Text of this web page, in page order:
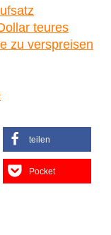
teures
zu verspreisen
teilen
Pocket